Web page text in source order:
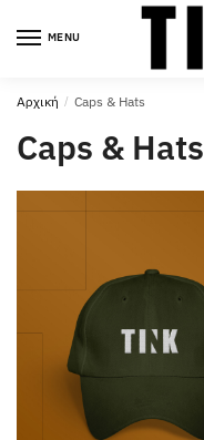
στην
στο
MENU
Αρχική / Caps & Hats
Caps & Hats